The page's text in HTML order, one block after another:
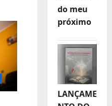
do meu
próximo
LANÇAME